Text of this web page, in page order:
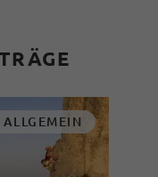
ALLGEMEIN